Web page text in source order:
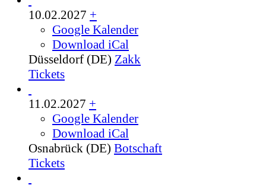
10.02.2027 +
Google Kalender
Download iCal
Düsseldorf (DE) Zakk
Tickets
11.02.2027 +
Google Kalender
Download iCal
Osnabrück (DE) Botschaft
Tickets